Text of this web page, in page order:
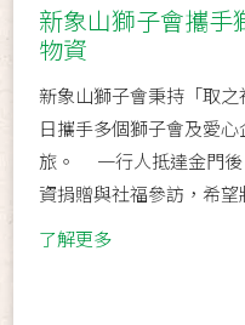
新象山獅子會攜手
物資
新象山獅子會秉持「取
日攜手多個獅子會及愛
旅。 一行人抵達金門後
資捐贈與社福參訪，希望
了解更多